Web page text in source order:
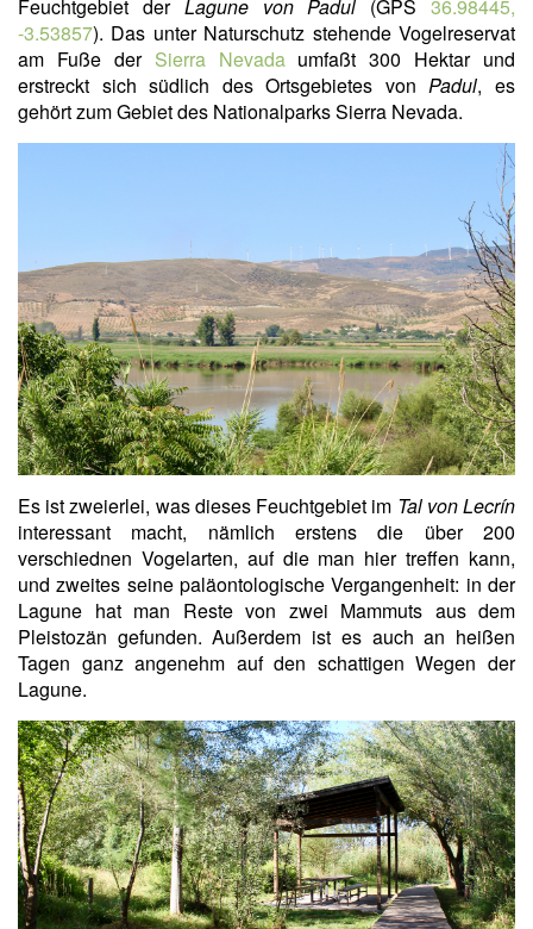
Feuchtgebiet der Lagune von Padul (GPS36.98445,
-3.53857). Das unter Naturschutz stehende Vogelreservat
am Fuße der Sierra Nevadaumfaßt 300 Hektar und
erstreckt sich südlich des Ortsgebietes vonPadul, es
gehört zum Gebiet des Nationalparks Sierra Nevada.
Es ist zweierlei, was dieses Feuchtgebiet im Tal von Lecrín
interessant macht, nämlich erstens die über 200
verschiednen Vogelarten, auf die man hier treffen kann,
und zweites seine paläontologische Vergangenheit: in der
Lagune hat man Reste von zwei Mammuts aus dem
Pleistozän gefunden. Außerdem ist es auch an heißen
Tagen ganz angenehm auf den schattigen Wegen der
Lagune.